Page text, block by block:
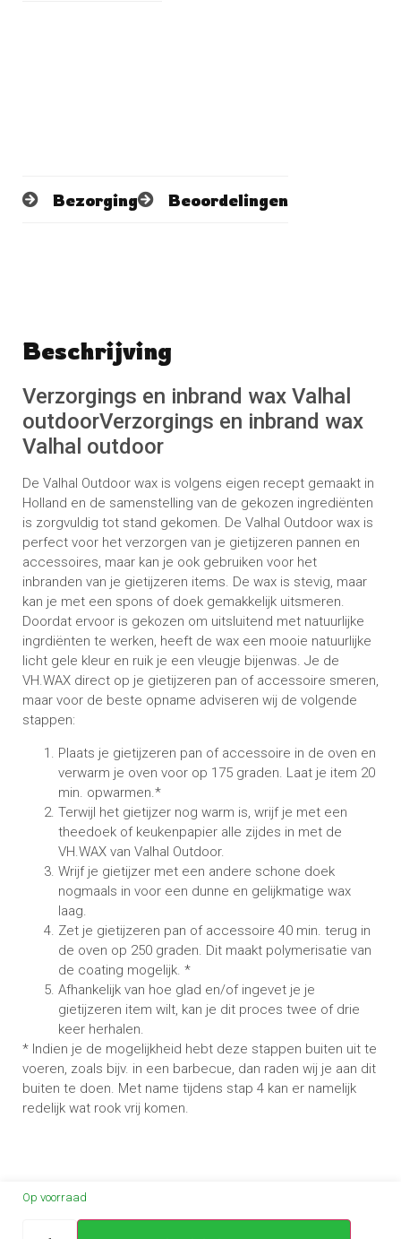
Bezorging Beoordelingen
Beschrijving
Verzorgings en inbrand wax Valhal
outdoorVerzorgings en inbrand wax
Valhal outdoor
De Valhal Outdoor wax is volgens eigen recept gemaakt in
Holland en de samenstelling van de gekozen ingrediënten
is zorgvuldig tot stand gekomen. De Valhal Outdoor wax is
perfect voor het verzorgen van je gietijzeren pannen en
accessoires, maar kan je ook gebruiken voor het
inbranden van je gietijzeren items. De wax is stevig, maar
kan je met een spons of doek gemakkelijk uitsmeren.
Doordat ervoor is gekozen om uitsluitend met natuurlijke
ingrdiënten te werken, heeft de wax een mooie natuurlijke
licht gele kleur en ruik je een vleugje bijenwas. Je de
VH.WAX direct op je gietijzeren pan of accessoire smeren,
maar voor de beste opname adviseren wij de volgende
stappen:
Plaats je gietijzeren pan of accessoire in de oven en
verwarm je oven voor op 175 graden. Laat je item 20
min. opwarmen.*
Terwijl het gietijzer nog warm is, wrijf je met een
theedoek of keukenpapier alle zijdes in met de
VH.WAX van Valhal Outdoor.
Wrijf je gietijzer met een andere schone doek
nogmaals in voor een dunne en gelijkmatige wax
laag.
Zet je gietijzeren pan of accessoire 40 min. terug in
de oven op 250 graden. Dit maakt polymerisatie van
de coating mogelijk. *
Afhankelijk van hoe glad en/of ingevet je je
gietijzeren item wilt, kan je dit proces twee of drie
keer herhalen.
* Indien je de mogelijkheid hebt deze stappen buiten uit te
voeren, zoals bijv. in een barbecue, dan raden wij je aan dit
buiten te doen. Met name tijdens stap 4 kan er namelijk
redelijk wat rook vrij komen.
No reviews found
Op voorraad